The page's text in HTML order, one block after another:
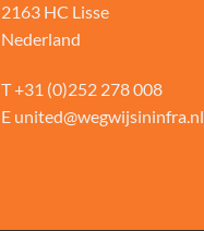
2163 HC Lisse
Nederland
T+31 (0)252 278 008
E united@wegwijsininfra.nl